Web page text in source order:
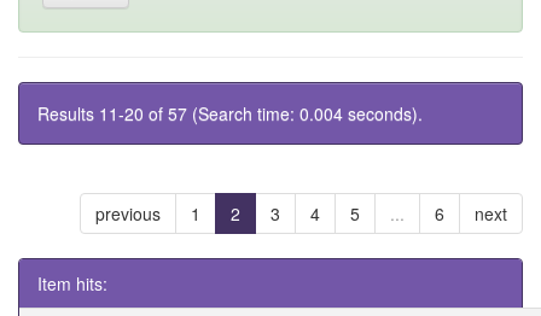
Results 11-20 of 57 (Search time: 0.004 seconds).
previous 1 2 3 4 5 ... 6 next
Item hits: